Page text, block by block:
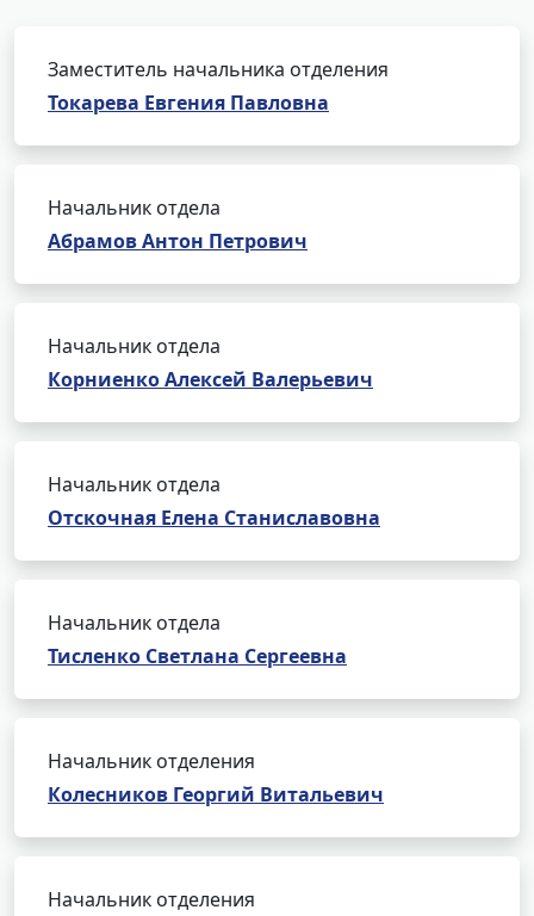
Заместитель начальника отделения
Токарева Евгения Павловна
Начальник отдела
Абрамов Антон Петрович
Начальник отдела
Корниенко Алексей Валерьевич
Начальник отдела
Отскочная Елена Станиславовна
Начальник отдела
Тисленко Светлана Сергеевна
Начальник отделения
Колесников Георгий Витальевич
Начальник отделения